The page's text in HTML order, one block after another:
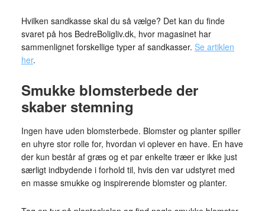
Hvilken sandkasse skal du så vælge? Det kan du finde
svaret på hos BedreBoligliv.dk, hvor magasinet har
sammenlignet forskellige typer af sandkasser. Se artiklen
her.
Smukke blomsterbede der
skaber stemning
Ingen have uden blomsterbede. Blomster og planter spiller
en uhyre stor rolle for, hvordan vi oplever en have. En have
der kun består af græs og et par enkelte træer er ikke just
særligt indbydende i forhold til, hvis den var udstyret med
en masse smukke og inspirerende blomster og planter.